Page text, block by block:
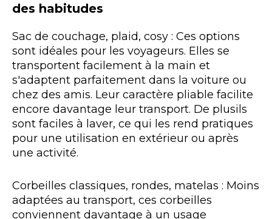
des habitudes
Sac de couchage, plaid, cosy : Ces options
sont idéales pour les voyageurs. Elles se
transportent facilement à la main et
s'adaptent parfaitement dans la voiture ou
chez des amis. Leur caractère pliable facilite
encore davantage leur transport. De plusils
sont faciles à laver, ce qui les rend pratiques
pour une utilisation en extérieur ou après
une activité.
Corbeilles classiques, rondes, matelas : Moins
adaptées au transport, ces corbeilles
conviennent davantage à un usage